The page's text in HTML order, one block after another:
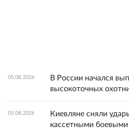
05.08.2026
В России начался
высокоточных
05.08.2026
Киевляне сняли
кассетными боевыми